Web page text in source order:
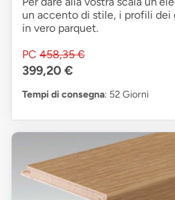
un accento di stile, i profili dei
in vero parquet.
PC 458,35 €
399,20 €
Tempi di consegna: 52 Giorni